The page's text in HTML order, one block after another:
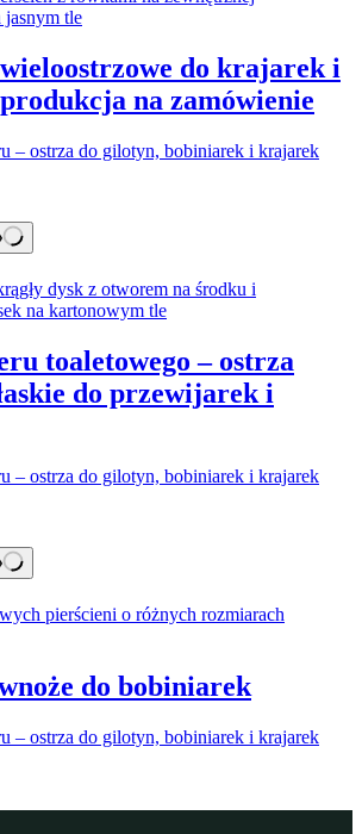
do krajarek i
na zamówienie
– ostrza do gilotyn, bobiniarek i krajarek
toaletowego – ostrza
do przewijarek i
– ostrza do gilotyn, bobiniarek i krajarek
do bobiniarek
– ostrza do gilotyn, bobiniarek i krajarek